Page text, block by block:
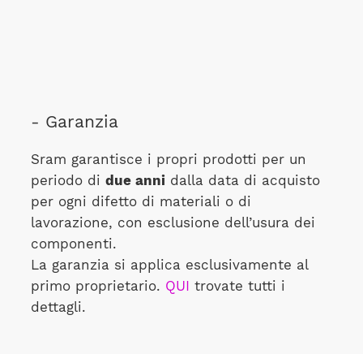
- Garanzia
Sram garantisce i propri prodotti per un
periodo di due annidalla data di acquisto
per ogni difetto di materiali o di
lavorazione, con esclusione dell’usura dei
componenti.
La garanzia si applica esclusivamente al
primo proprietario. QUI
trovate tutti i
dettagli.